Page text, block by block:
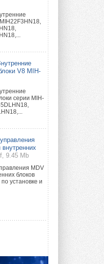
V8 MIH-
серии MIH-
9.45 Mb
MDV
блоков
установке и